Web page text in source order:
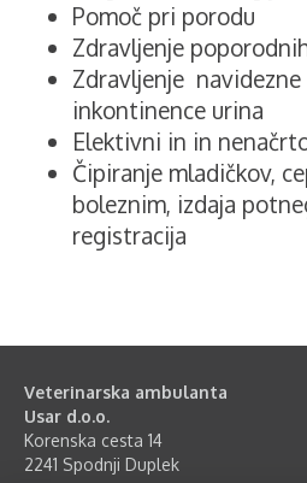
Pomoč pri porodu
Zdravljenje
Zdravljenje
inkontinence urina
Elektivni in in
Čipiranje mladičkov,
boleznim, izdaja
registracija
Veterinarska ambulanta
Usar d.o.o.
Korenska cesta 14
2241 Spodnji Duplek